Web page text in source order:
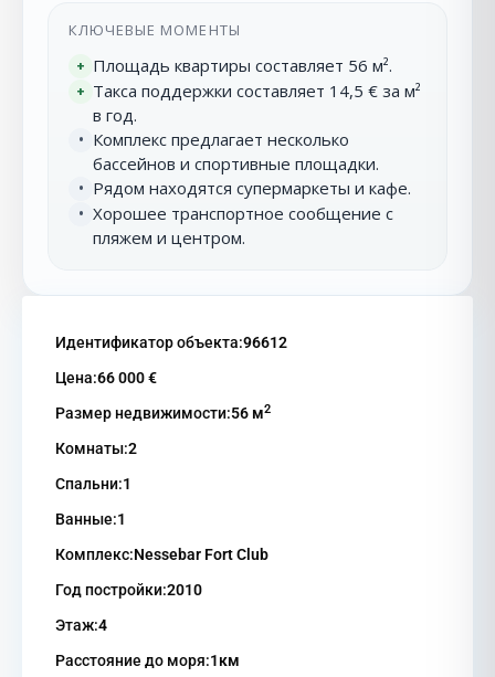
КЛЮЧЕВЫЕ МОМЕНТЫ
+ Площадь квартиры составляет 56 м².
+ Такса поддержки составляет 14,5 € за м²
в год.
• Комплекс предлагает несколько
бассейнов и спортивные площадки.
• Рядом находятся супермаркеты и кафе.
• Хорошее транспортное сообщение с
пляжем и центром.
Идентификатор объекта:96612
Цена:66 000 €
Размер недвижимости:56 м2
Комнаты:2
Спальни:1
Ванные:1
Комплекс:Nessebar Fort Club
Год постройки:2010
Этаж:4
Расстояние до моря:1км